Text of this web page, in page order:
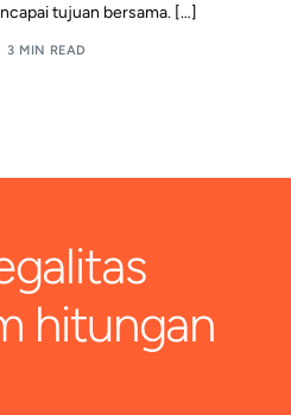
tujuan bersama. […]
3 MIN READ
hitungan